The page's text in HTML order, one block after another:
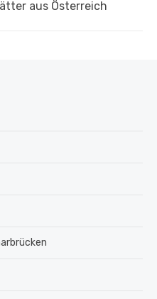
aus Österreich